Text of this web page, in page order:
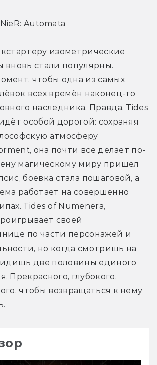
Automata
изометрические
вновь стали популярны.
чтобы одна из самых
всех времён наконец-то
наследника. Правда, Tides
особой дорогой: сохраняя
атмосферу
она почти всё делает по-
магическому миру пришёл
боёвка стала пошаговой, а
работает на совершенно
Tides of Numenera,
своей
по части персонажей и
но когда смотришь на
две половины единого
Прекрасного, глубокого,
чтобы возвращаться к нему